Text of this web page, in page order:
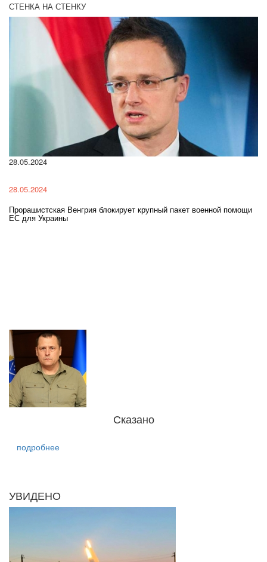
СТЕНКА НА СТЕНКУ
28.05.2024
28.05.2024
Прорашистская Венгрия блокирует крупный пакет военной помощи
ЕС для Украины
Сказано
подробнее
УВИДЕНО